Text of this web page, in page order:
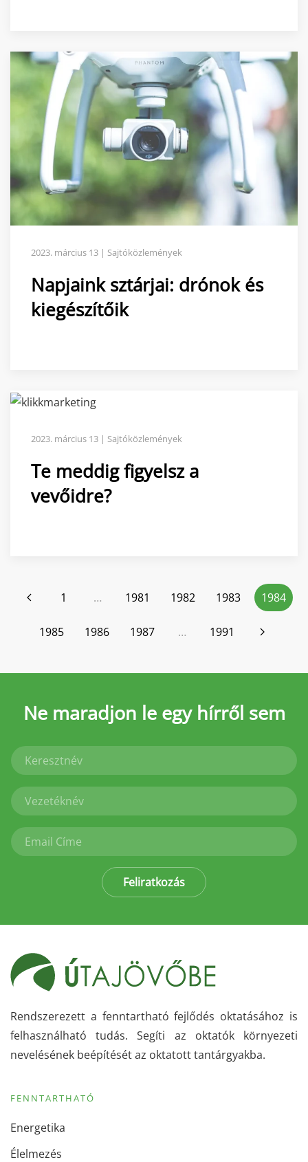
2023. március 13 | Sajtóközlemények
Napjaink sztárjai: drónok és
kiegészítőik
2023. március 13 | Sajtóközlemények
Te meddig figyelsz a
vevőidre?
1 … 1981 1982 1983 1984
1985 1986 1987 … 1991
Ne maradjon le egy hírről sem
Feliratkozás
Rendszerezett a fenntartható fejlődés oktatásához is
felhasználható tudás. Segíti az oktatók környezeti
nevelésének beépítését az oktatott tantárgyakba.
FENNTARTHATÓ
Energetika
Élelmezés